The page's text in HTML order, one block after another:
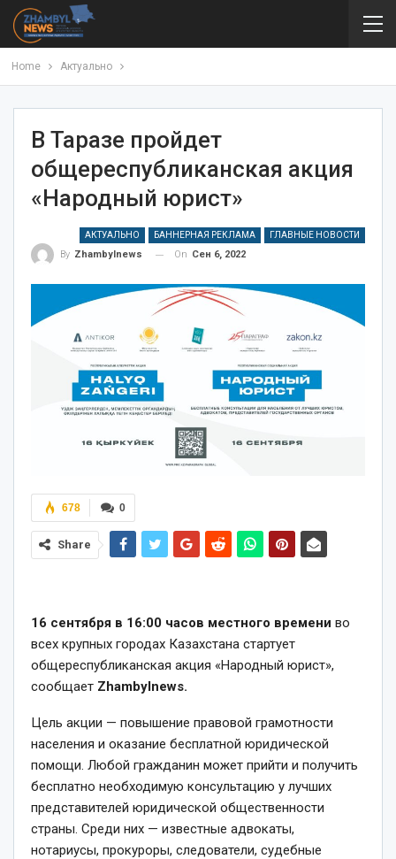
Home Актуально
В Таразе пройдет
общереспубликанская акция
«Народный юрист»
АКТУАЛЬНО БАННЕРНАЯ РЕКЛАМА ГЛАВНЫЕ НОВОСТИ
By Zhambylnews On Сен 6, 2022
0
678
Share
16 сентября в 16:00 часов местного времени во
всех крупных городах Казахстана стартует
общереспубликанская акция «Народный юрист»,
сообщает Zhambylnews.
Цель акции — повышение правовой грамотности
населения и оказание бесплатной юридической
помощи. Любой гражданин может прийти и получить
бесплатно необходимую консультацию у лучших
представителей юридической общественности
страны. Среди них — известные адвокаты,
нотариусы, прокуроры, следователи, судебные